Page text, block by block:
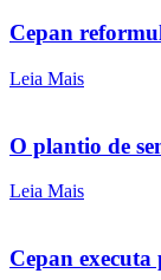
Cepan
Leia Mais
O plantio de
Leia Mais
Cepan